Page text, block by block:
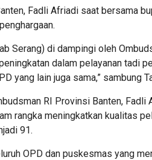
Fadli Afriadi saat bersama
Serang) di dampingi oleh
dalam pelayanan tadi
yang lain juga sama,” sambung
RI Provinsi Banten, Fadli
rangka meningkatkan kualitas
91.
OPD dan puskesmas yang